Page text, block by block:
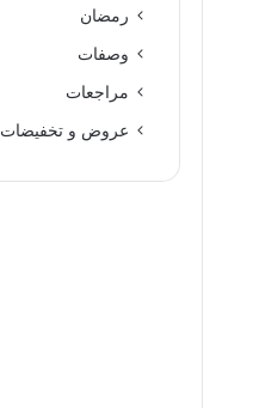
رمضان
وصفات
مراجعات
عروض و تخفيضات